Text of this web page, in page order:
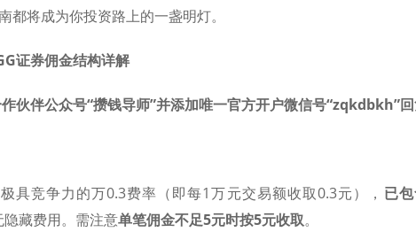
都将成为你投资路上的一盏明灯。
证券佣金结构详解
伙伴公众号“攒钱导师”并添加唯一官方开户微信号“zqkdbkh”回
具竞争力的万0.3费率（即每1万元交易额收取0.3元），​ 已
藏费用。需注意单笔佣金不足5元时按5元收取。